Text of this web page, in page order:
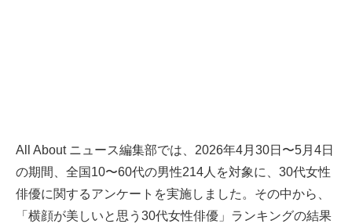
All About ニュース編集部では、2026年4月30日〜5月4日
の期間、全国10〜60代の男性214人を対象に、30代女性
俳優に関するアンケートを実施しました。その中から、
「横顔が美しいと思う30代女性俳優」ランキングの結果